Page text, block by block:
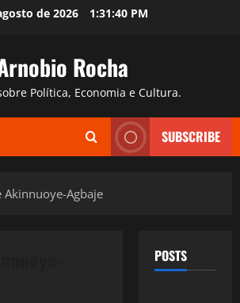
de 2026 1:31:41 PM
Rocha
Política, Economia e Cultura.
SUBSCRIBE
Akinnuoye-Agbaje
POSTS